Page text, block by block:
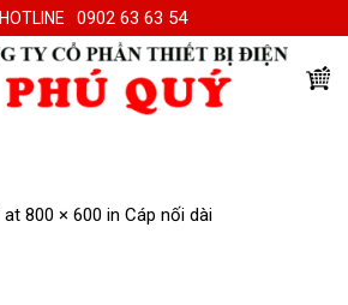
HOTLINE 0902 63 63 54
at 800 × 600 in Cáp nối dài